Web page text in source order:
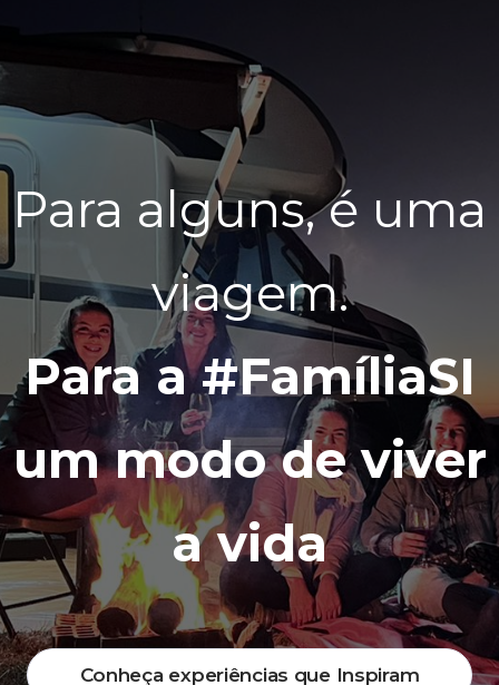
Para alguns, é uma
viagem.
Para a #FamíliaSI
um modo de viver
a vida
Conheça experiências que Inspiram